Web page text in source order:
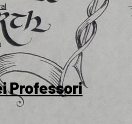
Professori